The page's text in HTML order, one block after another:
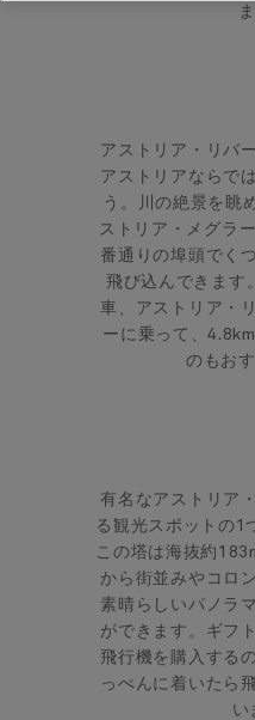
アストリア・リバ
アストリアならで
う。川の絶景を眺
ストリア・メグラ
番通りの埠頭でく
飛び込んできます
車、アストリア・
ーに乗って、
のもお
有名なアストリア
る観光スポットの1
この塔は海抜約
から街並みやコロ
素晴らしいパノラ
ができます。ギフ
飛行機を購入する
っぺんに着いたら
い